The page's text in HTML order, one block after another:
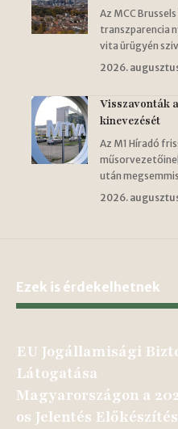
Az MCC
transzparencia
vita ürügyén
2026.
Visszavonták
kinevezését
Az M1 Híradó
után
2026.
Ezek is érdekelhetnek
EU Jogállamisági
Látogatása
Magyarországon a
os Jelentés